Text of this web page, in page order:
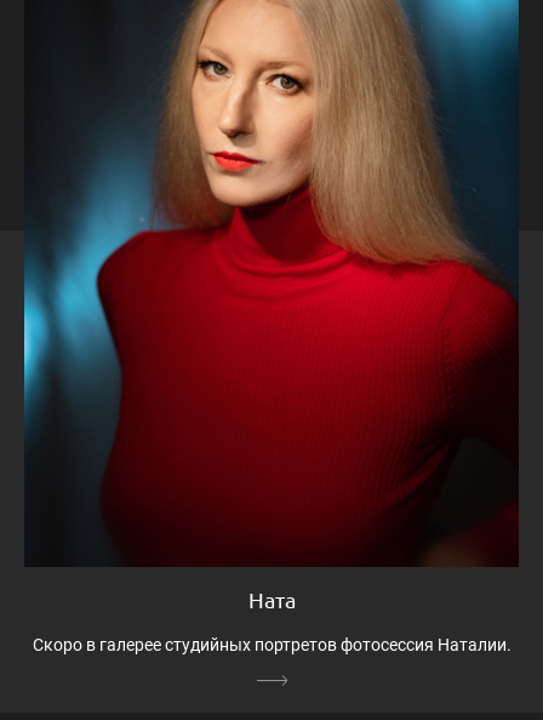
Ната
Скоро в галерее студийных портретов фотосессия Наталии.